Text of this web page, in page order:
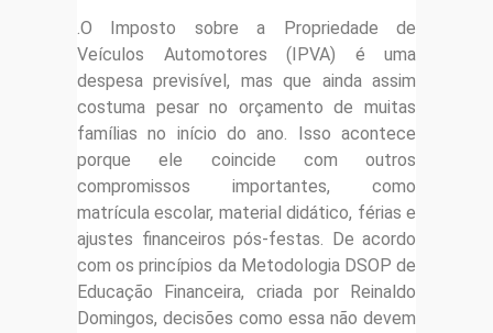
.O Imposto sobre a Propriedade de
Veículos Automotores (IPVA) é uma
despesa previsível, mas que ainda assim
costuma pesar no orçamento de muitas
famílias no início do ano. Isso acontece
porque ele coincide com outros
compromissos importantes, como
matrícula escolar, material didático, férias e
ajustes financeiros pós-festas. De acordo
com os princípios da Metodologia DSOP de
Educação Financeira, criada por Reinaldo
Domingos, decisões como essa não devem